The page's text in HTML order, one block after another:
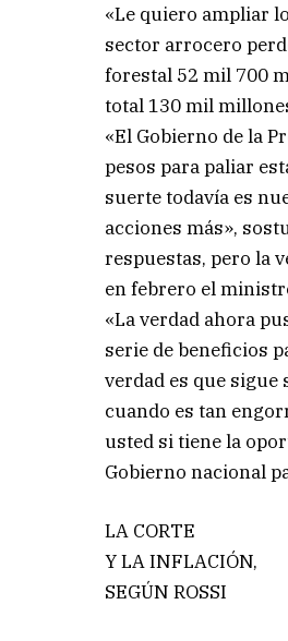
«Le quiero ampliar
sector arrocero
forestal 52 mil 700
total 130 mil
«El Gobierno de la
pesos para paliar
suerte todavía es
acciones más»,
respuestas, pero la
en febrero el
«La verdad ahora
serie de beneficios
verdad es que
cuando es tan
usted si tiene la
Gobierno nacional
LA CORTE
Y LA INFLACIÓN,
SEGÚN ROSSI